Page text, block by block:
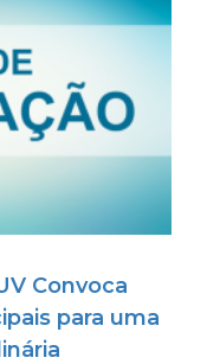
Convoca
para uma